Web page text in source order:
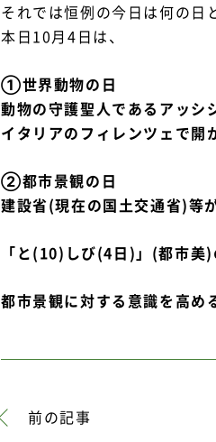
それでは恒例の今日は何の日
本日10月4日は、
①世界動物の日
動物の守護聖人であるアッシ
イタリアのフィレンツェで開
②都市景観の日
建設省(現在の国土交通省)等
「と(10)しび(4日)」(都市美)
都市景観に対する意識を高め
前の記事